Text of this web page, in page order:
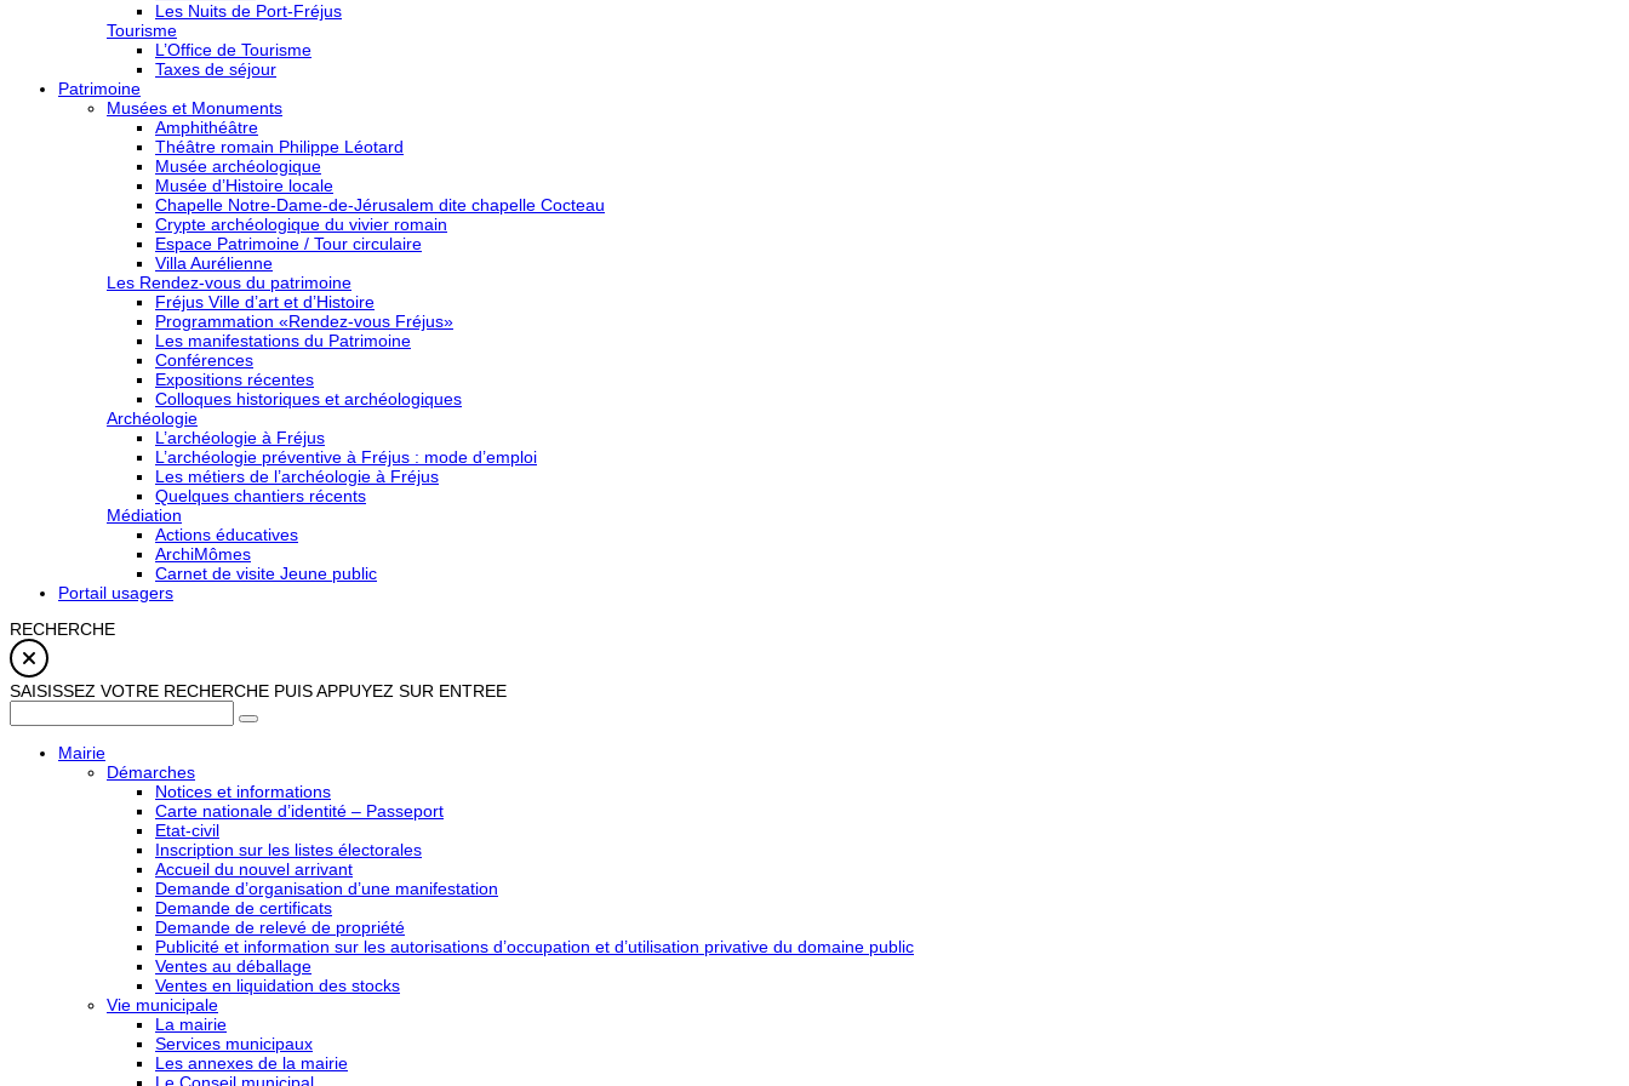
Les Nuits de Port-Fréjus
Tourisme
L’Office de Tourisme
Taxes de séjour
Patrimoine
Musées et Monuments
Amphithéâtre
Théâtre romain Philippe Léotard
Musée archéologique
Musée d’Histoire locale
Chapelle Notre-Dame-de-Jérusalem dite chapelle Cocteau
Crypte archéologique du vivier romain
Espace Patrimoine / Tour circulaire
Villa Aurélienne
Les Rendez-vous du patrimoine
Fréjus Ville d’art et d’Histoire
Programmation «Rendez-vous Fréjus»
Les manifestations du Patrimoine
Conférences
Expositions récentes
Colloques historiques et archéologiques
Archéologie
L’archéologie à Fréjus
L’archéologie préventive à Fréjus : mode d’emploi
Les métiers de l’archéologie à Fréjus
Quelques chantiers récents
Médiation
Actions éducatives
ArchiMômes
Carnet de visite Jeune public
Portail usagers
RECHERCHE
SAISISSEZ VOTRE RECHERCHE PUIS APPUYEZ SUR ENTREE
Mairie
Démarches
Notices et informations
Carte nationale d’identité – Passeport
Etat-civil
Inscription sur les listes électorales
Accueil du nouvel arrivant
Demande d’organisation d’une manifestation
Demande de certificats
Demande de relevé de propriété
Publicité et information sur les autorisations d’occupation et d’utilisation privative du domaine public
Ventes au déballage
Ventes en liquidation des stocks
Vie municipale
La mairie
Services municipaux
Les annexes de la mairie